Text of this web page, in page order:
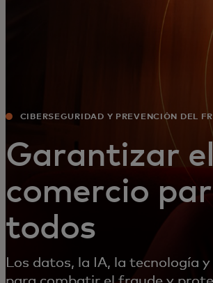
Noticias y tendencias
CIBERSEGURIDAD Y PREVENCIÓN DEL
Garantizar el
comercio
todos
Los datos, la IA, la tecnología